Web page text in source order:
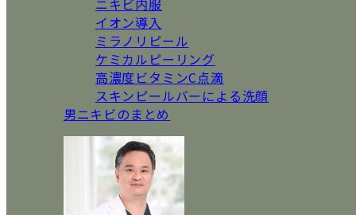
ニキビ内服
イオン導入
ミラノリピール
ケミカルピーリング
高濃度ビタミンC点滴
スキンピールバーによる洗顔
男ニキビのまとめ